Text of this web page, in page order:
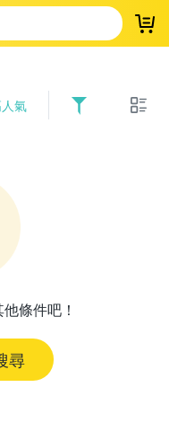
登
氣
條件吧！
尋